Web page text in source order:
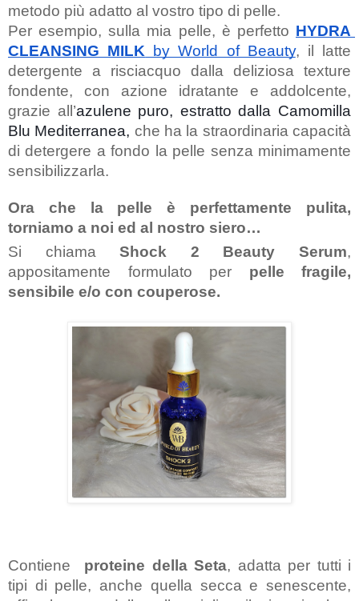
metodo più adatto al vostro tipo di pelle.
Per esempio, sulla mia pelle, è perfetto HYDRA
CLEANSING MILK by World of Beauty, il latte
detergente a risciacquo dalla deliziosa texture
fondente, con azione idratante e addolcente,
grazie all’azulene puro, estratto dalla Camomilla
Blu Mediterranea, che ha la straordinaria capacità
di detergere a fondo la pelle senza minimamente
sensibilizzarla.
Ora che la pelle è perfettamente pulita,
torniamo a noi ed al nostro siero…
Si chiama Shock 2 Beauty Serum,
appositamente formulato per pelle fragile,
sensibile e/o con couperose.
Contiene proteine della Seta, adatta per tutti i
tipi di pelle, anche quella secca e senescente,